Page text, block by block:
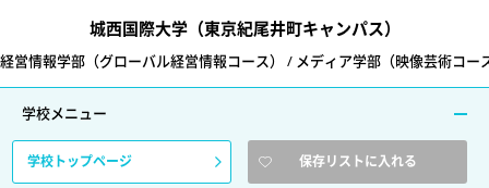
城西国際大学（東京紀尾井町キャンパス）
経営情報学部（グローバル経営情報コース） / メディア学部（映像芸術コー
学校メニュー
学校トップページ 保存リストに入れる